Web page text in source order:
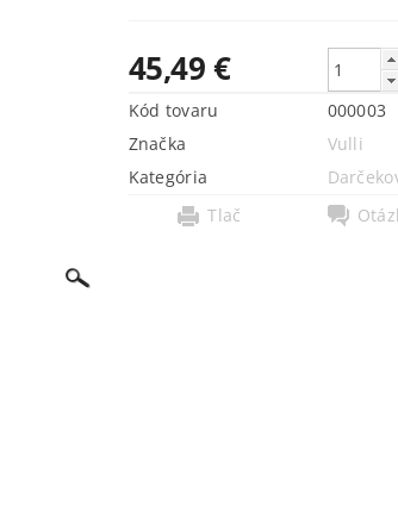
45,49 €
Kód tovaru
000003
Značka
Vulli
Kategória
Tlač